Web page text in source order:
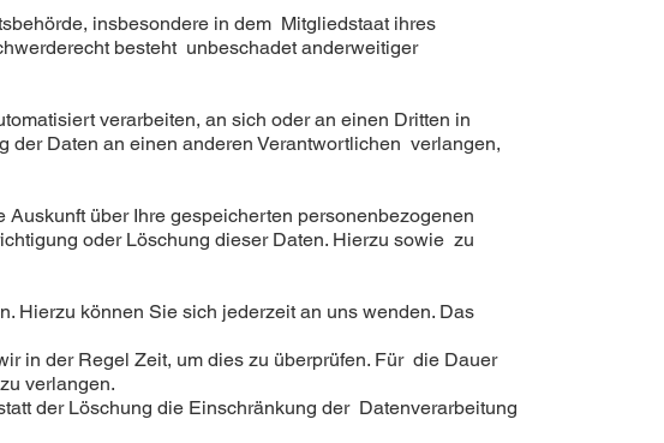
insbesondere in dem Mitgliedstaat ihres
besteht unbeschadet anderweitiger
verarbeiten, an sich oder an einen Dritten in
Daten an einen anderen Verantwortlichen verlangen,
über Ihre gespeicherten personenbezogenen
oder Löschung dieser Daten. Hierzu sowie zu
Hierzu können Sie sich jederzeit an uns wenden. Das
in der Regel Zeit, um dies zu überprüfen. Für die Dauer
verlangen.
der Löschung die Einschränkung der Datenverarbeitung